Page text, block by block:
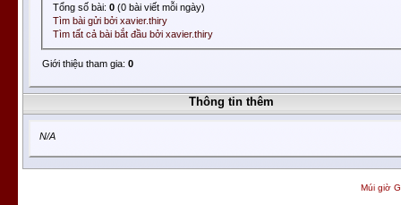
Tổng số bài:0 (0 bài viết mỗi ngày)
Tìm bài gửi bởi xavier.thiry
Tìm tất cả bài bắt đầu bởi xavier.thiry
Giới thiệu tham gia: 0
Thông tin thêm
N/A
Múi giờ